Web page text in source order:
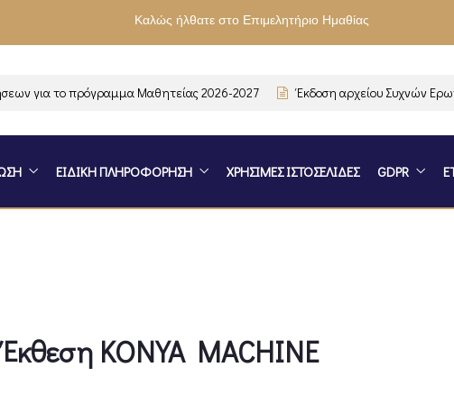
Καλώς ήλθατε στο Επιμελητήριο Ημαθίας
για το πρόγραμμα Μαθητείας 2026-2027 Έκδοση αρχείου Συχνών
ΕΙΔΙΚΗ ΠΛΗΡΟΦΟΡΗΣΗ ΧΡΗΣΙΜΕΣ ΙΣΤΟΣΕΛΙΔΕΣ GDPR
KONYA MACHINE